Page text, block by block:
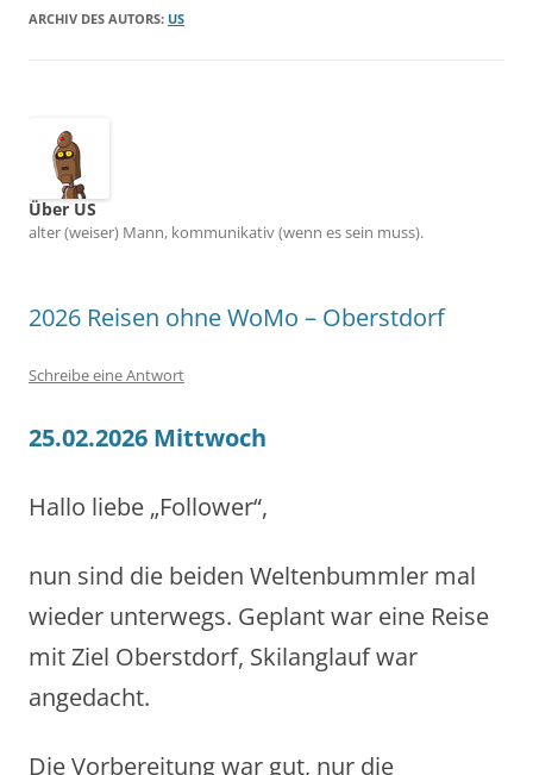
ARCHIV DES AUTORS: US
Über US
alter (weiser) Mann, kommunikativ (wenn es sein muss).
2026 Reisen ohne WoMo – Oberstdorf
Schreibe eine Antwort
25.02.2026 Mittwoch
Hallo liebe „Follower“,
nun sind die beiden Weltenbummler mal
wieder unterwegs. Geplant war eine Reise
mit Ziel Oberstdorf, Skilanglauf war
angedacht.
Die Vorbereitung war gut, nur die